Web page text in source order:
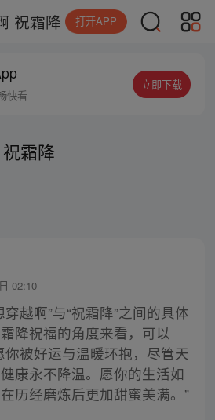
祝霜降 打开APP
快看
立即下载
霜降
02:10
越啊”与“祝霜降”之间的具体
降祝福的角度来看，可以
你被好运与温暖环抱，尽管天
康永不降温。愿你的生活如
历经磨炼后更加甜蜜美满。”